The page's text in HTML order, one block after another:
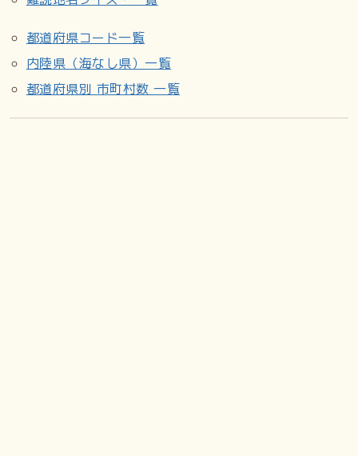
都道府県コード一覧
内陸県（海なし県）一覧
都道府県別 市町村数 一覧